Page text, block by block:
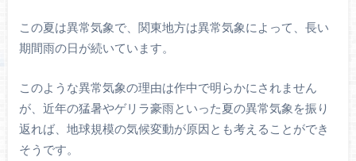
この夏は異常気象で、関東地方は異常気象によって、長い
期間雨の日が続いています。
このような異常気象の理由は作中で明らかにされません
が、近年の猛暑やゲリラ豪雨といった夏の異常気象を振り
返れば、地球規模の気候変動が原因とも考えることができ
そうです。